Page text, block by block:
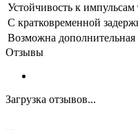
Устойчивость к импульсам
С кратковременной
Возможна дополнительная
Отзывы
Загрузка отзывов...